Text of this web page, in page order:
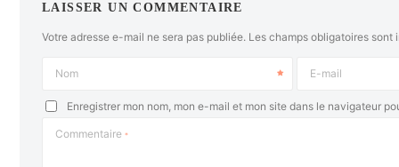
LAISSER UN COMMENTAIRE
Votre adresse e-mail ne sera pas publiée. Les champs obligatoires sont
Nom E-mail
Enregistrer mon nom, mon e-mail et mon site dans le navigateur
Commentaire *